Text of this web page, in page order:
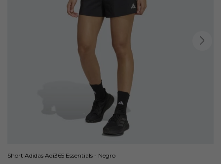
Short Adidas Adi365 Essentials - Negro